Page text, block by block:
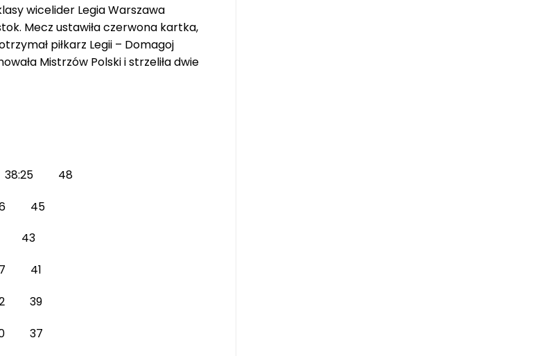
wicelider Legia Warszawa
Mecz ustawiła czerwona kartka,
piłkarz Legii – Domagoj
Mistrzów Polski i strzeliła dwie
38:25 48
45
43
41
39
37